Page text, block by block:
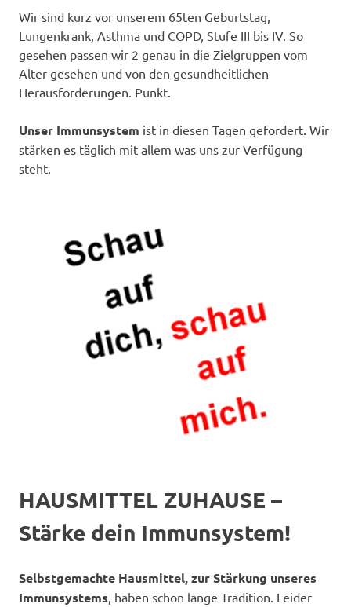
Wir sind kurz vor unserem 65ten Geburtstag,
Lungenkrank, Asthma und COPD, Stufe III bis IV. So
gesehen passen wir 2 genau in die Zielgruppen vom
Alter gesehen und von den gesundheitlichen
Herausforderungen. Punkt.
Unser Immunsystem ist in diesen Tagen gefordert. Wir
stärken es täglich mit allem was uns zur Verfügung
steht.
HAUSMITTEL ZUHAUSE –
Stärke dein Immunsystem!
Selbstgemachte Hausmittel, zur Stärkung unseres
Immunsystems, haben schon lange Tradition. Leider